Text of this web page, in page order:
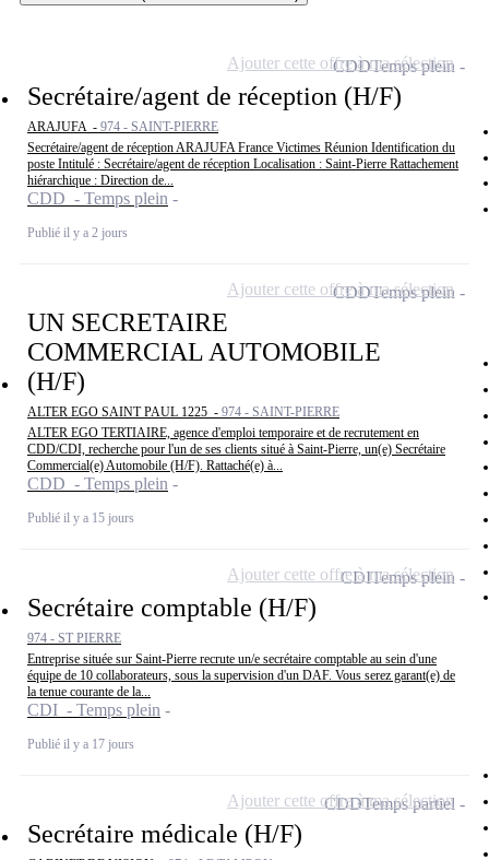
Secrétaire/agent de réception (H/F)
ARAJUFA - 974 - SAINT-PIERRE
Secrétaire/agent de réception ARAJUFA France Victimes Réunion Identification du
poste Intitulé : Secrétaire/agent de réception Localisation : Saint-Pierre Rattachement
hiérarchique : Direction de...
CDD - Temps plein
Publié il y a 2 jours
CDDTemps plein
Ajouter cette offre à ma sélection
UN SECRETAIRE
COMMERCIAL AUTOMOBILE
(H/F)
ALTER EGO SAINT PAUL 1225 - 974 - SAINT-PIERRE
ALTER EGO TERTIAIRE, agence d'emploi temporaire et de recrutement en
CDD/CDI, recherche pour l'un de ses clients situé à Saint-Pierre, un(e) Secrétaire
Commercial(e) Automobile (H/F). Rattaché(e) à...
CDD - Temps plein
Publié il y a 15 jours
CDDTemps plein
Ajouter cette offre à ma sélection
Secrétaire comptable (H/F)
974 - ST PIERRE
Entreprise située sur Saint-Pierre recrute un/e secrétaire comptable au sein d'une
équipe de 10 collaborateurs, sous la supervision d'un DAF. Vous serez garant(e) de
la tenue courante de la...
CDI - Temps plein
Publié il y a 17 jours
CDITemps plein
Ajouter cette offre à ma sélection
Secrétaire médicale (H/F)
CDDTemps partiel
Ajouter cette offre à ma sélection